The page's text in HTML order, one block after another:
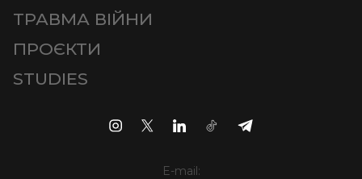
ТРАВМА ВІЙНИ
ПРОЄКТИ
STUDIES
E-mail: